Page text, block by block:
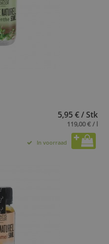
5,95 € / Stk
119,00 € / l
In voorraad